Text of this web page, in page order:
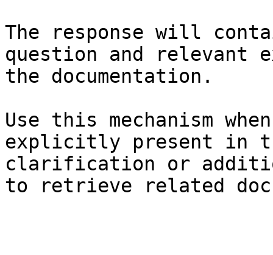
The response will
question and relevant
the documentation.
Use this mechanism
explicitly present in
clarification or